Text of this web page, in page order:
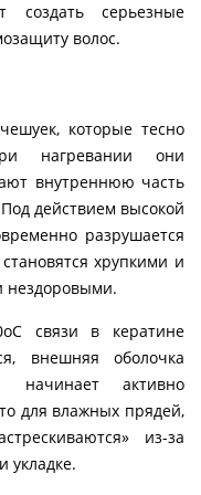
создать серьезные
волос.
которые тесно
нагревании они
внутреннюю часть
действием высокой
разрушается
хрупкими и
нездоровыми.
связи в кератине
внешняя оболочка
начинает активно
для влажных прядей,
из-за
укладке.